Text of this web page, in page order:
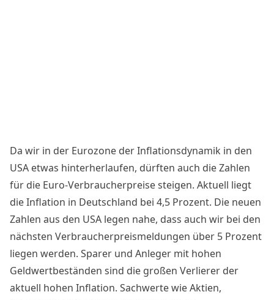
Da wir in der Eurozone der Inflationsdynamik in den
USA etwas hinterherlaufen, dürften auch die Zahlen
für die Euro-Verbraucherpreise steigen. Aktuell liegt
die Inflation in Deutschland bei 4,5 Prozent. Die neuen
Zahlen aus den USA legen nahe, dass auch wir bei den
nächsten Verbraucherpreismeldungen über 5 Prozent
liegen werden. Sparer und Anleger mit hohen
Geldwertbeständen sind die großen Verlierer der
aktuell hohen Inflation. Sachwerte wie Aktien,